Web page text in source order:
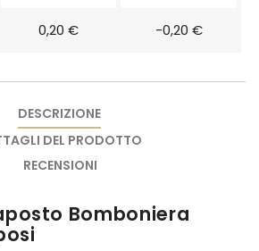
0,20 € -0,20 €
DESCRIZIONE
DEL PRODOTTO
RECENSIONI
Bomboniera